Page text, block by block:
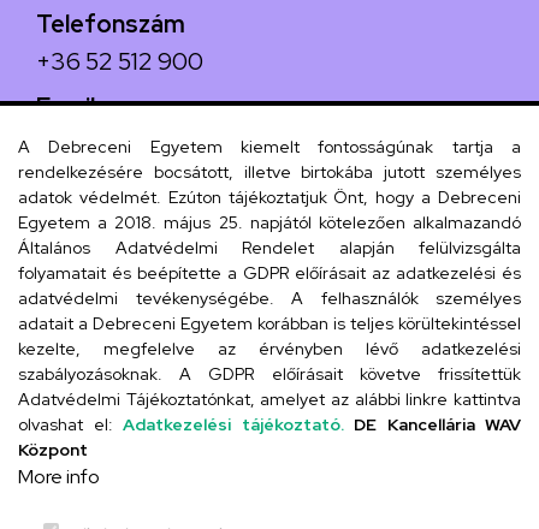
Telefonszám
+36 52 512 900
Email
arany.titkarsag@arany-alt.unideb.hu
Cím
4026 Debrecen, Arany János tér 1.
Szervezeti telefonkönyv
UD telefonkönyv
A Debreceni Egyetem kiemelt fontosságúnak tartja a
rendelkezésére bocsátott, illetve birtokába jutott személyes
adatok védelmét. Ezúton tájékoztatjuk Önt, hogy a Debreceni
Egyetem a 2018. május 25. napjától kötelezően alkalmazandó
Általános Adatvédelmi Rendelet alapján felülvizsgálta
folyamatait és beépítette a GDPR előírásait az adatkezelési és
adatvédelmi tevékenységébe. A felhasználók személyes
adatait a Debreceni Egyetem korábban is teljes körültekintéssel
kezelte, megfelelve az érvényben lévő adatkezelési
szabályozásoknak. A GDPR előírásait követve frissítettük
Adatvédelmi Tájékoztatónkat, amelyet az alábbi linkre kattintva
olvashat el: Adatkezelési tájékoztató. DE Kancellária WAV
Központ
More info